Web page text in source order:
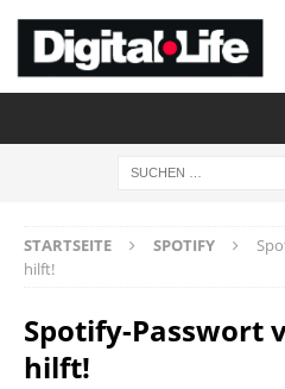
STARTSEITE SPOTIFY
hilft!
Spotify-Passwort
hilft!